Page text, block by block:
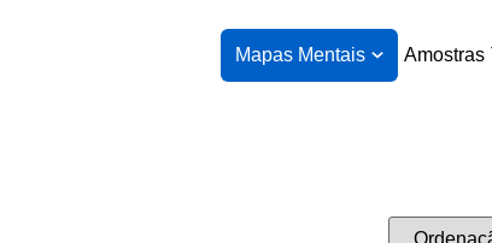
Mapas Mentais Amostras